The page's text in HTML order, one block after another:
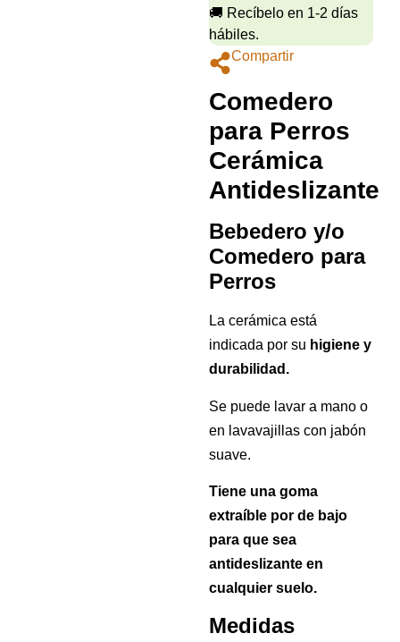
🚚 Recíbelo en 1-2 días
hábiles.
Compartir
Comedero
para Perros
Cerámica
Antideslizante
Bebedero y/o
Comedero para
Perros
La cerámica está
indicada por su higiene y
durabilidad.
Se puede lavar a mano o
en lavavajillas con jabón
suave.
Tiene una goma
extraíble por de bajo
para que sea
antideslizante en
cualquier suelo.
Medidas